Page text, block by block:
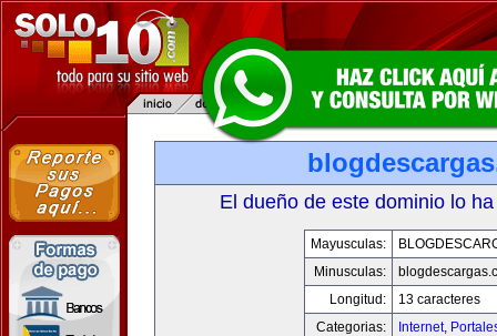
El dueño de este dominio lo
Mayusculas:
Minusculas:
Longitud:
13 caracteres
Categorias:
Internet,